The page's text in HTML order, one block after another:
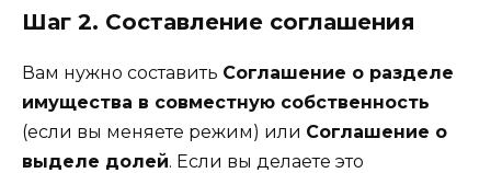
Шаг 2. Составление соглашения
Вам нужно составить Соглашение о разделе
имущества в совместную собственность
(если вы меняете режим) или Соглашение о
выделе долей. Если вы делаете это